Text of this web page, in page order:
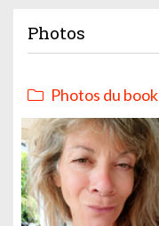
Photos
Photos du book